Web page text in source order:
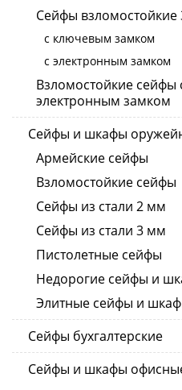
Сейфы взломостойкие
с ключевым замком
с электронным замком
Взломостойкие сейфы
электронным замком
Сейфы и шкафы
Армейские сейфы
Взломостойкие сейфы
Сейфы из стали 2 мм
Сейфы из стали 3 мм
Пистолетные сейфы
Недорогие сейфы и
Элитные сейфы и
Сейфы бухгалтерские
Сейфы и шкафы